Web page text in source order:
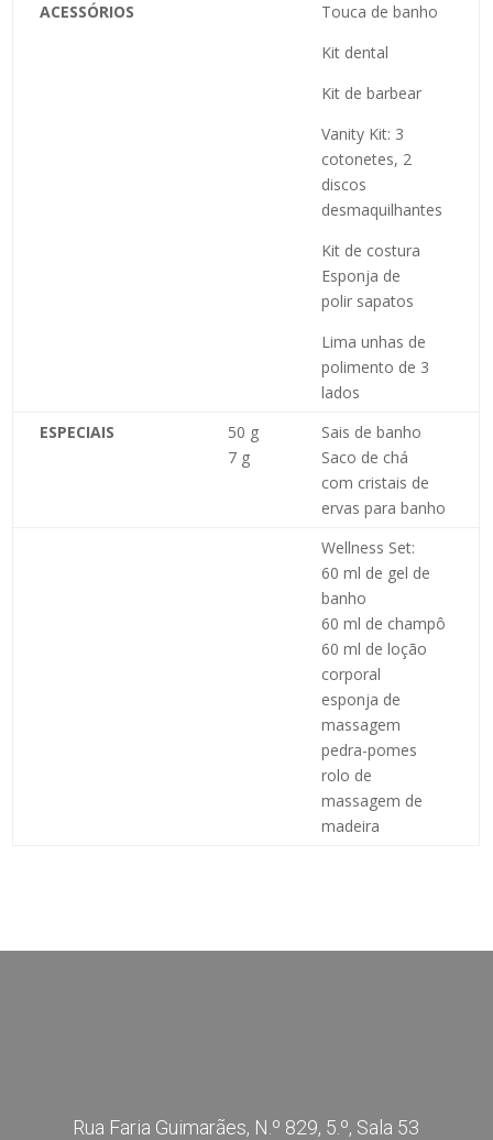
ACESSÓRIOS
Touca de banho
Kit dental
Kit debarbear
Vanity Kit: 3
cotonetes, 2
discos
desmaquilhantes
Kit de costura
Esponja de
polir sapatos
Lima unhas de
polimento de 3
lados
ESPECIAIS
50 g
7 g
Sais de banho
Saco de chá
com cristais de
ervas para banho
Wellness Set:
60 ml de gel de
banho
60 ml de champô
60 ml de loção
corporal
esponja de
massagem
pedra-pomes
rolo de
massagem de
madeira
Rua Faria Guimarães, N.º 829, 5.º, Sala 53